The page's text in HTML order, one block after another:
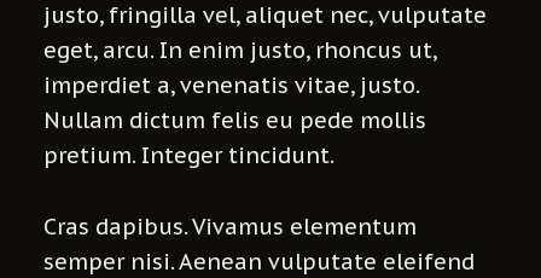
justo, fringilla vel, aliquet nec, vulputate
eget, arcu. In enim justo, rhoncus ut,
imperdiet a, venenatis vitae, justo.
Nullam dictum felis eu pede mollis
pretium. Integer tincidunt.
Cras dapibus. Vivamus elementum
semper nisi. Aenean vulputate eleifend